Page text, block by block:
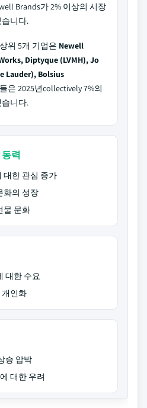
Brands가 2% 이상의 시장
니다.
위 5개 기업은 Newell
Diptyque (LVMH), Jo
Lauder), Bolsius
은 2025년collectively 7%의
니다.
력
대한 관심 증가
화의 성장
물 문화
대한 수요
개인화
승 압박
대한 우려